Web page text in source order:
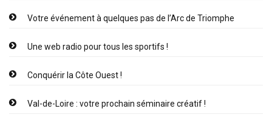
Votre événement à quelques pas de l’Arc de Triomphe
Une web radio pour tous les sportifs !
Conquérir la Côte Ouest !
Val-de-Loire : votre prochain séminaire créatif !